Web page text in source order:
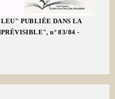
PUBLIÉE DANS LA
n° 83/84 -